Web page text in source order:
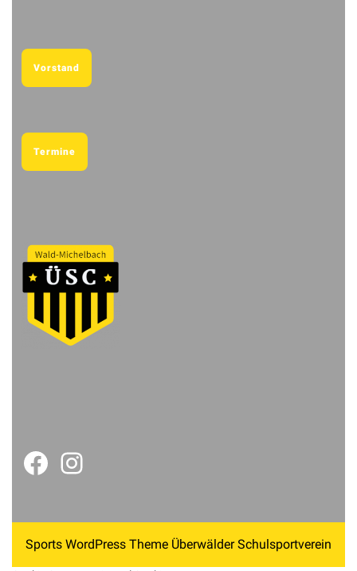
Vorstand
Termine
Sports WordPress Theme Überwälder Schulsportverein